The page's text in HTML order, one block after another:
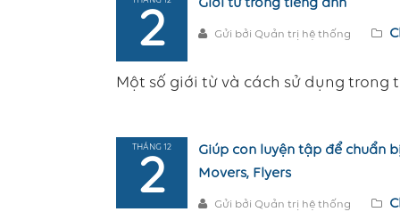
2
Giới từ trong tiếng anh
Gửi bởi Quản trị hệ thống
Một số giới từ và cách sử dụng trong
THÁNG 12
2
Giúp con luyện tập để chuẩn
Movers, Flyers
Gửi bởi Quản trị hệ thống